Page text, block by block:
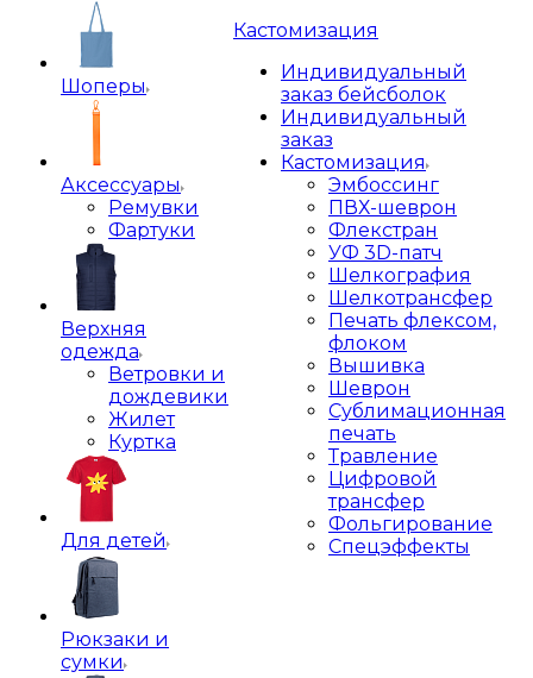
Шоперы
Аксессуары
Ремувки
Фартуки
Верхняя
одежда
Ветровки и
дождевики
Жилет
Куртка
Для детей
Рюкзаки и
сумки
Кастомизация
Индивидуальный
заказ бейсболок
Индивидуальный
заказ
Кастомизация
Эмбоссинг
ПВХ-шеврон
Флекстран
УФ 3D-патч
Шелкография
Шелкотрансфер
Печать флексом,
флоком
Вышивка
Шеврон
Сублимационная
печать
Травление
Цифровой
трансфер
Фольгирование
Спецэффекты